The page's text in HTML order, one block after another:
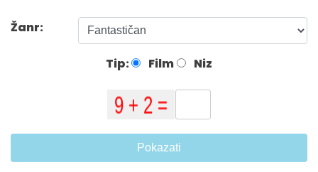
Žanr:
Tip: Film Niz
Pokazati